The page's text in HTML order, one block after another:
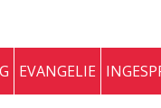
EVANGELIE